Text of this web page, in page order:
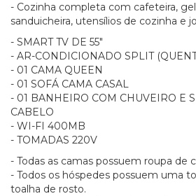
- Cozinha completa com cafeteira,
sanduicheira, utensílios de cozinha e
- SMART TV DE 55"
- AR-CONDICIONADO SPLIT
- 01 CAMA QUEEN
- 01 SOFÁ CAMA CASAL
- 01 BANHEIRO COM CHUVEIRO E
CABELO
- WI-FI 400MB
- TOMADAS 220V
- Todas as camas possuem roupa de
- Todos os hóspedes possuem uma
toalha de rosto.